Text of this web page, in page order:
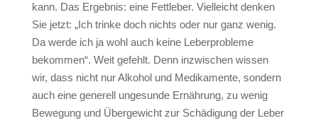
kann. Das Ergebnis: eine Fettleber. Vielleicht denken
Sie jetzt: „Ich trinke doch nichts oder nur ganz wenig.
Da werde ich ja wohl auch keine Leberprobleme
bekommen“. Weit gefehlt. Denn inzwischen wissen
wir, dass nicht nur Alkohol und Medikamente, sondern
auch eine generell ungesunde Ernährung, zu wenig
Bewegung und Übergewicht zur Schädigung der Leber